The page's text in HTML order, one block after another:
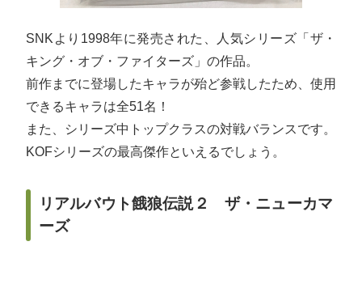
SNKより1998年に発売された、人気シリーズ「ザ・
キング・オブ・ファイターズ」の作品。
前作までに登場したキャラが殆ど参戦したため、使用
できるキャラは全51名！
また、シリーズ中トップクラスの対戦バランスです。
KOFシリーズの最高傑作といえるでしょう。
リアルバウト餓狼伝説２ ザ・ニューカマ
ーズ